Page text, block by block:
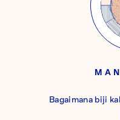
Bagaimana biji